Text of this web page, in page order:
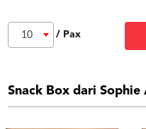
10 / Pax
Snack Box dari